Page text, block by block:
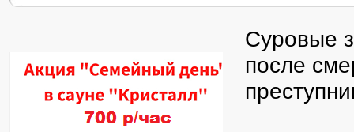
Суровые
после